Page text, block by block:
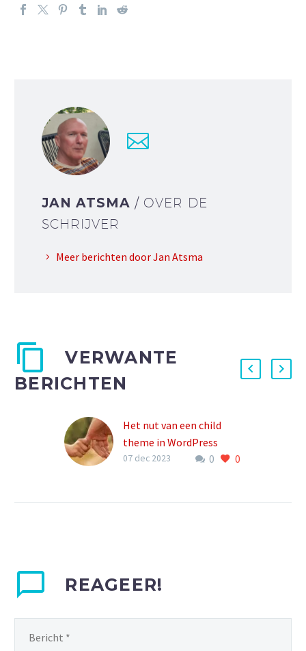
JAN ATSMA / OVER DE
SCHRIJVER
Meer berichten door Jan Atsma
VERWANTE
BERICHTEN
Het nut van een child
theme in WordPress
Een child theme
0 0
07 dec 2023
REAGEER!